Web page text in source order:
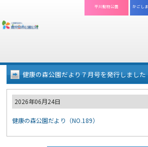
平川動物公園 かごしま
健康の森公園だより７月号を発行しました
2026年06月24日
健康の森公園だより（NO.189）